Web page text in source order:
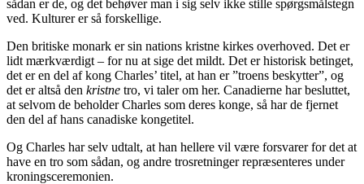
sådan er de, og det behøver man i sig selv ikke stille spørgsmålstegn
ved. Kulturer er så forskellige.
Den britiske monark er sin nations kristne kirkes overhoved. Det er
lidt mærkværdigt – for nu at sige det mildt. Det er historisk betinget,
det er en del af kong Charles’ titel, at han er ”troens beskytter”, og
det er altså den kristne tro, vi taler om her. Canadierne har besluttet,
at selvom de beholder Charles som deres konge, så har de fjernet
den del af hans canadiske kongetitel.
Og Charles har selv udtalt, at han hellere vil være forsvarer for det at
have en tro som sådan, og andre trosretninger repræsenteres under
kroningsceremonien.